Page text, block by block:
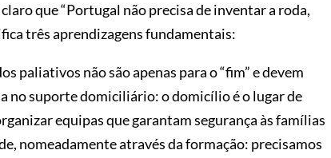
que “Portugal não precisa de inventar a roda,
três aprendizagens fundamentais:
paliativos não são apenas para o “fim” e devem
no suporte domiciliário: o domicílio é o lugar de
equipas que garantam segurança às famílias
nomeadamente através da formação: precisamos